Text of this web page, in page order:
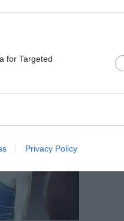
for Targeted
Privacy Policy